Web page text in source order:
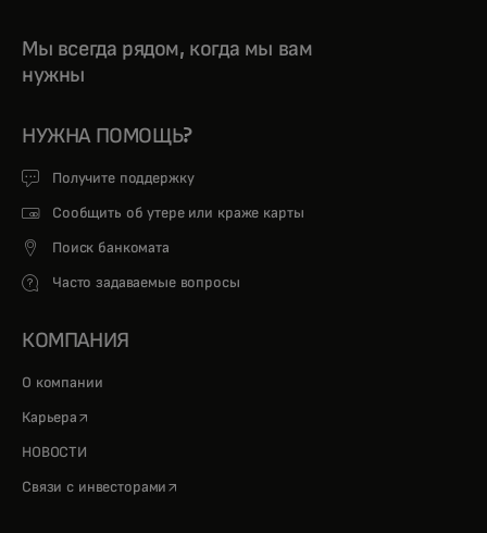
Мы всегда рядом, когда мы вам
нужны
НУЖНА ПОМОЩЬ?
Получите поддержку
Сообщить об утере или краже карты
Поиск банкомата
Часто задаваемые вопросы
КОМПАНИЯ
О компании
Карьера opens in a new tab
НОВОСТИ
Связи с инвесторами opens in a new tab